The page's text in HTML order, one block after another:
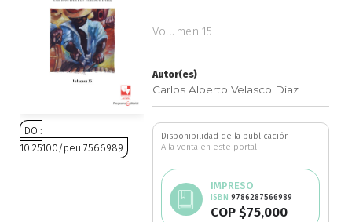
Artes escénicas
Biología
Ciencia política
galería
imágenes
DOI:
10.25100/peu.7566989
Volumen 15
Autor(es)
Carlos Alberto Velasco Díaz
Disponibilidad de la publicación
A la venta en este portal
IMPRESO
ISBN9786287566989
COP $75,000